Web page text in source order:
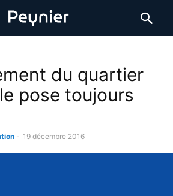
du quartier
pose toujours
- 19 décembre 2016